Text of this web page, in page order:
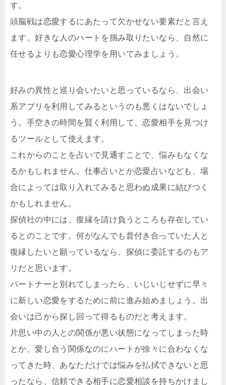
す。
頭脳戦は恋愛するにあたって欠かせない要素だと言え
ます。好きな人のハートを掴み取りたいなら、自然に
任せるよりも恋愛心理学を用いてみましょう。
好みの異性と巡り会いたいと思っているなら、出会い
系アプリを利用してみるというのも悪くはないでしょ
う。手空きの時間を賢く利用して、恋愛相手を見つけ
るツールとして使えます。
これからのことを占いで見通すことで、悩みもなくな
るかもしれません。仕事占いとか恋愛占いなども、場
合によっては取り入れてみると思わぬ成果に結びつく
かもしれません。
探偵社の中には、復縁を請け負うところも存在してい
るとのことです。何がなんでも昔付き合っていた人と
復縁したいと願っているなら、探偵に委託するのもア
リだと思います。
パートナーと別れてしまったら、いじいじせずに早々
に新しい恋愛をするために前に進み始めましょう。出
会いは己から探し回って得るものだと考えます。
片思い中の人との関係が悪い状態になってしまった時
とか、愛し合う関係なのにハートが徐々に合わなくな
ってきた時、あなただけでは悩みを払拭できないと思
ったなら、信頼できる相手に恋愛相談を持ちかけまし